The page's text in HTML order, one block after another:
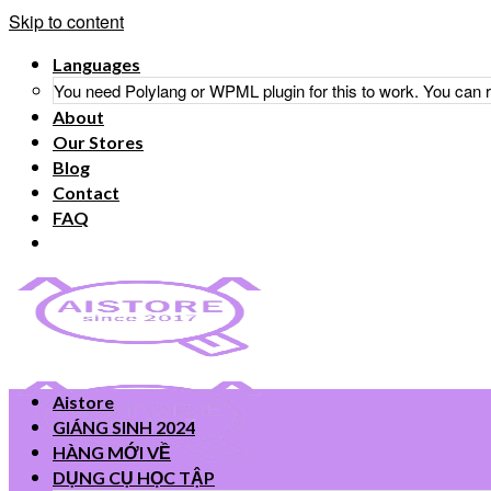
Skip to content
Languages
You need Polylang or WPML plugin for this to work. You
About
Our Stores
Blog
Contact
FAQ
Aistore
GIÁNG SINH 2024
HÀNG MỚI VỀ
DỤNG CỤ HỌC TẬP